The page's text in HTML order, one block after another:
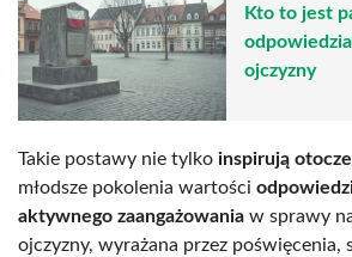
Kto to jest
ojczyzny
Takie postawy nie tylko inspirują
młodsze pokolenia wartości
aktywnego zaangażowania w sprawy
ojczyzny, wyrażana przez poświęcenia,